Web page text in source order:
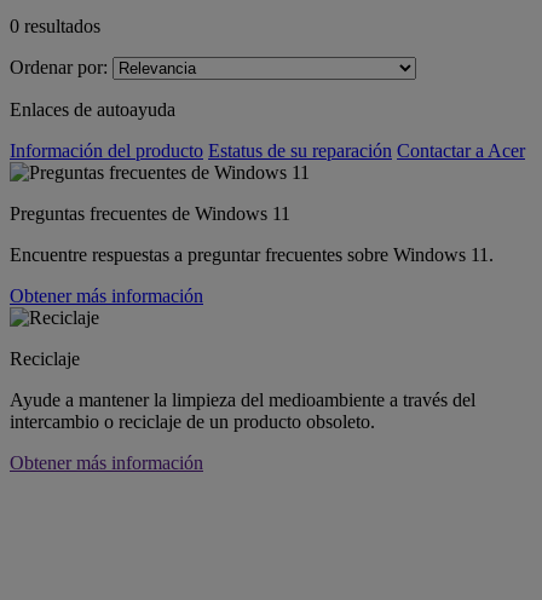
0 resultados
Ordenar por:
Enlaces de autoayuda
Información del producto Estatus de su reparación Contactar a Acer
Preguntas frecuentes de Windows 11
Encuentre respuestas a preguntar frecuentes sobre Windows 11.
Obtener más información
Reciclaje
Ayude a mantener la limpieza del medioambiente a través del
intercambio o reciclaje de un producto obsoleto.
Obtener más información